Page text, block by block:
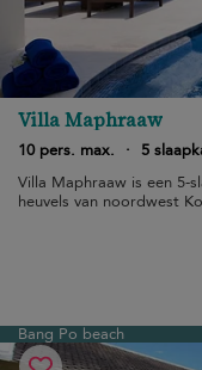
Villa Maphraaw
10 pers. max.
· 5
Villa Maphraaw is een 5-
heuvels van noordwest
Bang Po beach